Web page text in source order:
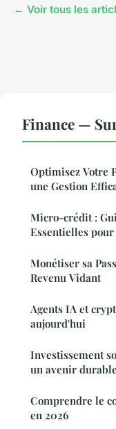
← Voir tous les
Finance —
Optimisez Votre
une Gestion
Micro-crédit :
Essentielles
Monétiser sa
Revenu Vidant
Agents IA et
aujourd'hui
Investissement
un avenir durable
Comprendre le
en 2026